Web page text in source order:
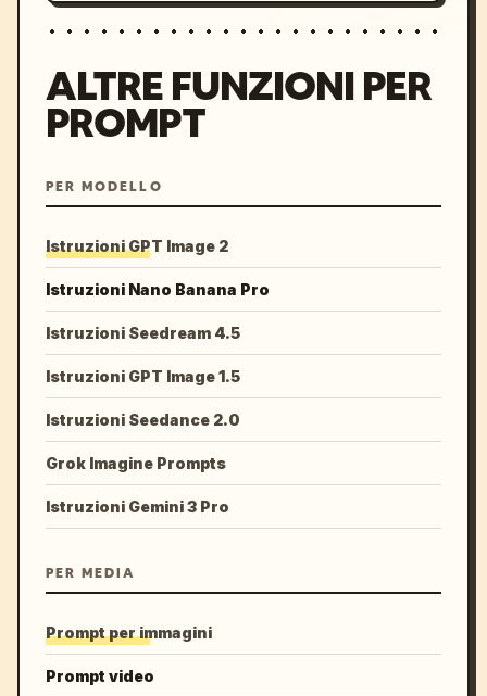
ALTRE FUNZIONI PER
PROMPT
PER MODELLO
Istruzioni GPT Image 2
Istruzioni Nano Banana Pro
Istruzioni Seedream 4.5
Istruzioni GPT Image 1.5
Istruzioni Seedance 2.0
Grok Imagine Prompts
Istruzioni Gemini 3 Pro
PER MEDIA
Prompt per immagini
Prompt video